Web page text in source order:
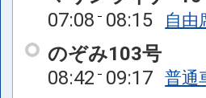
07:08 08:15 自由
のぞみ103号
08:42 09:17 普通